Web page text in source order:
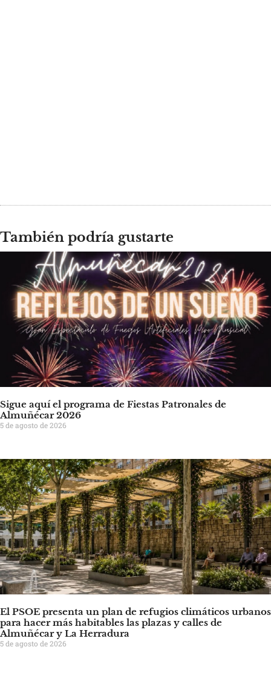
También podría gustarte
Sigue aquí el programa de Fiestas Patronales de
Almuñécar 2026
5 de agosto de 2026
El PSOE presenta un plan de refugios climáticos urbanos
para hacer más habitables las plazas y calles de
Almuñécar y La Herradura
5 de agosto de 2026